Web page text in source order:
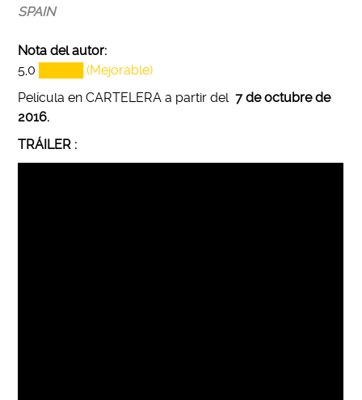
SPAIN
Nota del autor:
5,0
█████ (Mejorable)
Película en CARTELERA a partir del 7 de octubre de
2016.
TRÁILER :